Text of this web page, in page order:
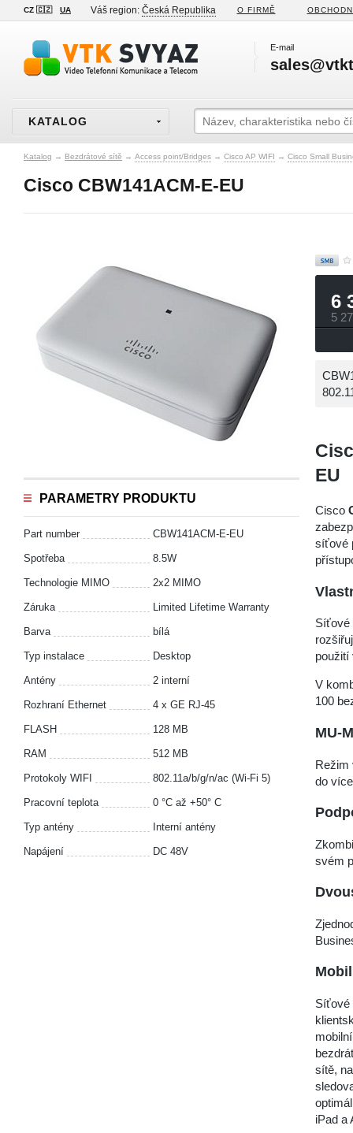
CZ 🇨🇿 UA Váš region: Česká Republika O FIRMĚ
E-mail
KATALOG
Katalog → Bezdrátové sítě → Access point/Bridges → Cisco AP WIFI → Cisco Small
Cisco CBW141ACM-E-EU
PARAMETRY PRODUKTU
Part number CBW141ACM-E-EU
Spotřeba 8.5W
Technologie MIMO 2x2 MIMO
Záruka Limited Lifetime Warranty
Barva bílá
Typ instalace Desktop
Antény 2 interní
Rozhraní Ethernet 4 x GE RJ-45
FLASH 128 MB
RAM 512 MB
Protokoly WIFI 802.11a/b/g/n/ac (Wi-Fi 5)
Pracovní teplota 0 °C až +50° C
Typ antény Interní antény
Napájení DC 48V
6
5
EU
Cisco
síťové
Síťové
použití
V
100
MU-
Režim
do
svém
Síťové
sítě,
iPad a